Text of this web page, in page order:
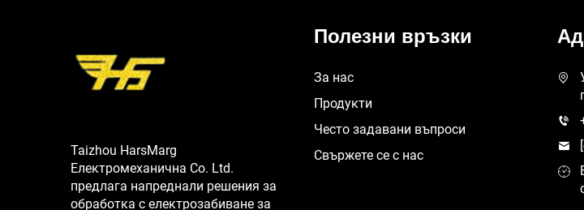
Taizhou HarsMarg
Електромеханична Co. Ltd.
предлага напреднали решения за
обработка с електрозабиване за
Полезни връзки
За нас
Продукти
Често задавани въпроси
Свържете се с нас